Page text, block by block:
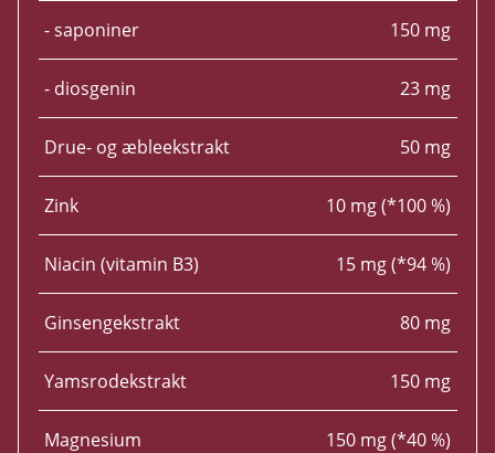
- saponiner 150 mg
- diosgenin 23 mg
Drue- og æbleekstrakt 50 mg
Zink 10 mg (*100 %)
Niacin (vitamin B3) 15 mg (*94 %)
Ginsengekstrakt 80 mg
Yamsrodekstrakt 150 mg
Magnesium 150 mg (*40 %)